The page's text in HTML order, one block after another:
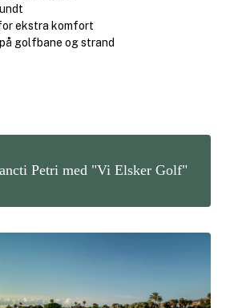
ekstra komfort
golfbane og strand
Petri med "Vi Elsker Golf"